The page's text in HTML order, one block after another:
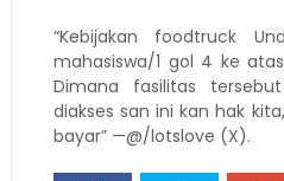
“Kebijakan foodtruck
mahasiswa/1 gol 4 ke
Dimana fasilitas
diakses san ini kan hak
bayar” —@/lotslove (X).